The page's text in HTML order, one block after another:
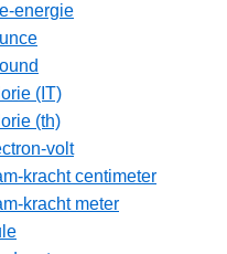
energie
(IT)
(th)
volt
kracht centimeter
kracht meter